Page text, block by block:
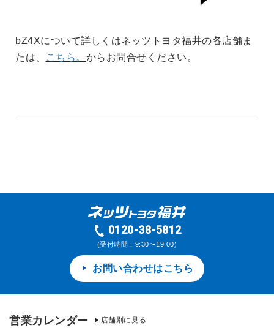
bZ4Xについて詳しくはネッツトヨタ福井の各店舗ま
たは、
こちら。 からお問合せください。
0120-38-5812
(受付時間：9:30〜19:00)
お問い合わせはこちら
営業カレンダー 店舗別に見る